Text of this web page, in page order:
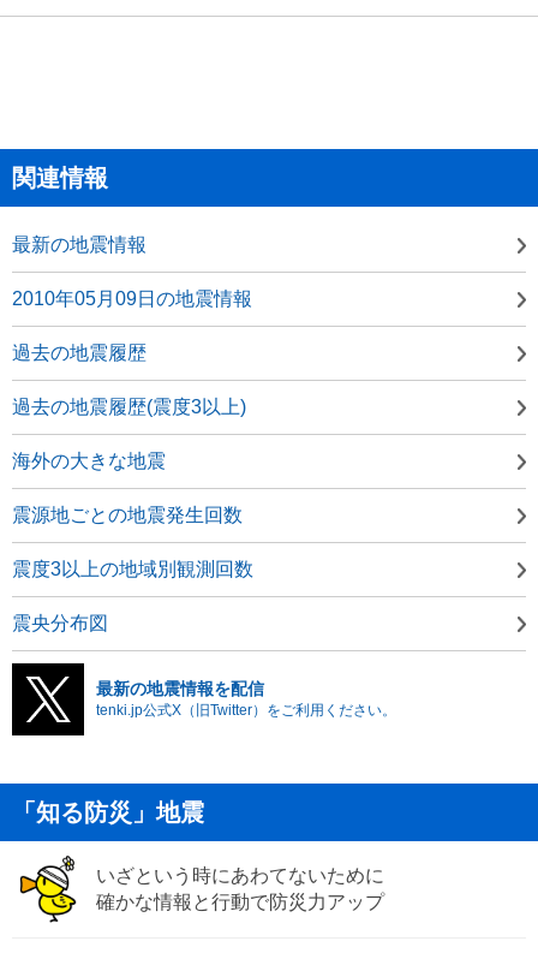
関連情報
最新の地震情報
2010年05月09日の地震情報
過去の地震履歴
過去の地震履歴(震度3以上)
海外の大きな地震
震源地ごとの地震発生回数
震度3以上の地域別観測回数
震央分布図
最新の地震情報を配信
tenki.jp公式X（旧Twitter）をご利用ください。
「知る防災」地震
いざという時にあわてないために
確かな情報と行動で防災力アップ